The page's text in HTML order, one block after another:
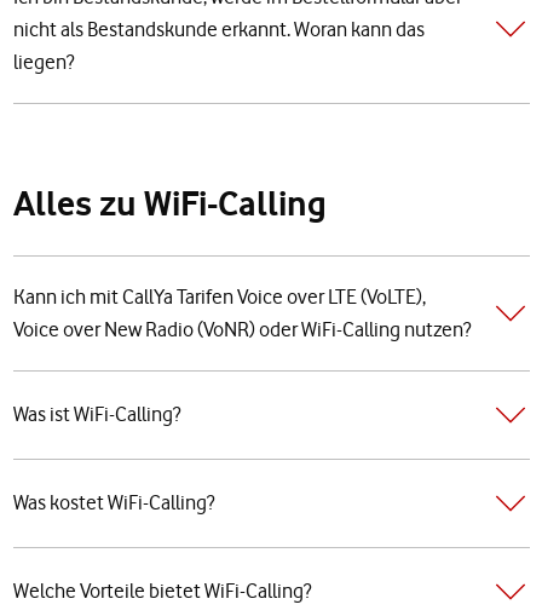
nicht als Bestandskunde erkannt. Woran kann das
liegen?
Alles zu WiFi-Calling
Kann ich mit CallYa Tarifen Voice over LTE (VoLTE),
Voice over New Radio (VoNR) oder WiFi-Calling nutzen?
Was ist WiFi-Calling?
Was kostet WiFi-Calling?
Welche Vorteile bietet WiFi-Calling?